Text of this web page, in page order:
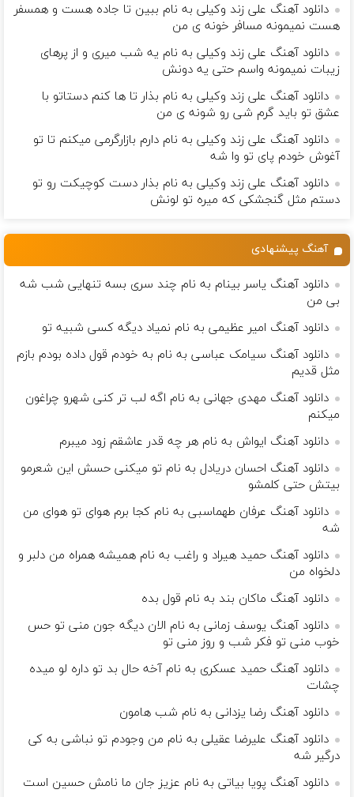
دانلود آهنگ علی زند وکیلی به نام ببین تا جاده هست و همسفر
هست نمیمونه مسافر خونه ی من
دانلود آهنگ علی زند وکیلی به نام یه شب میرى و از پرهای
زيبات نمیمونه واسم حتی یه دونش
دانلود آهنگ علی زند وکیلی به نام بذار تا ها كنم دستاتو با
عشق تو باید گرم شی رو شونه ى من
دانلود آهنگ علی زند وکیلی به نام دارم بازارگرمی میكنم تا تو
آغوش خودم پای تو وا شه
دانلود آهنگ علی زند وکیلی به نام بذار دست كوچیكت رو تو
دستم مثل گنجشكی كه میره تو لونش
آهنگ پیشنهادی
دانلود آهنگ یاسر بینام به نام چند سری بسه تنهایی شب شه
بی من
دانلود آهنگ امیر عظیمی به نام نمیاد دیگه کسی شبیه تو
دانلود آهنگ سیامک عباسی به نام به خودم قول داده بودم بازم
مثل قدیم
دانلود آهنگ مهدی جهانی به نام اگه لب تر کنی شهرو چراغون
میکنم
دانلود آهنگ ایواش به نام هر چه قدر عاشقم زود میبرم
دانلود آهنگ احسان دریادل به نام ﺗﻮ ﻣﻴﻜﻨﻰ ﺣﺴﺶ اﻳﻦ ﺷﻌﺮﻣﻮ
ﺑﻴﺘﺶ ﺣﺘﻰ ﻛﻠﻤﺸﻮ
دانلود آهنگ عرفان طهماسبی به نام کجا برم هوای تو هوای من
شه
دانلود آهنگ حمید هیراد و راغب به نام همیشه همراه من دلبر و
دلخواه من
دانلود آهنگ ماکان بند به نام قول بده
دانلود آهنگ یوسف زمانی به نام الان دیگه جون منی تو حس
خوب منی تو فکر شب و روز منی تو
دانلود آهنگ حمید عسکری به نام آخه حال بد تو داره لو میده
چشات
دانلود آهنگ رضا یزدانی به نام شب هامون
دانلود آهنگ علیرضا عقیلی به نام من وجودم تو نباشی به کی
درگیر شه
دانلود آهنگ پویا بیاتی به نام عزیز جان ما نامش حسین است